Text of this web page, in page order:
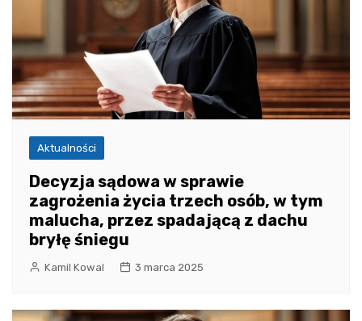
Aktualności
Decyzja sądowa w sprawie
zagrożenia życia trzech osób, w tym
malucha, przez spadającą z dachu
bryłę śniegu
Kamil Kowal 3 marca 2025